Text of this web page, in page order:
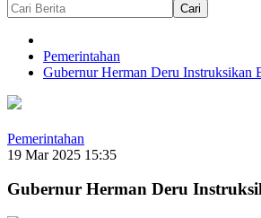
Cari
Pemerintahan
Gubernur Herman Deru
Pemerintahan
19 Mar 2025 15:35
Gubernur Herman Deru